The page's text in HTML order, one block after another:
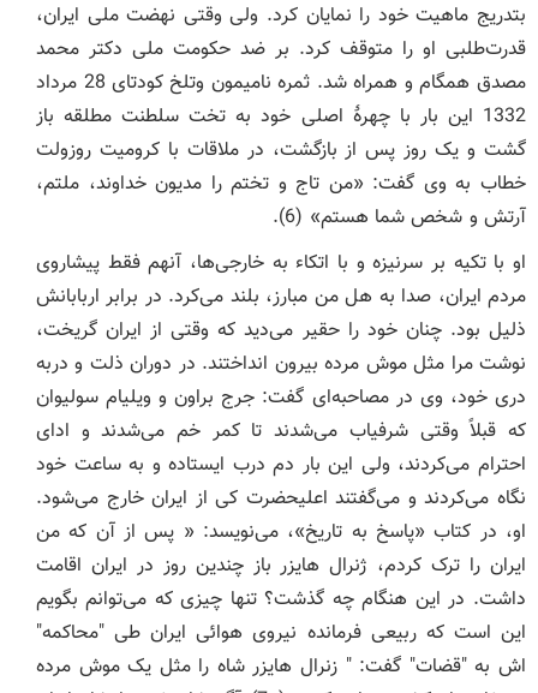
بتدریج ماهیت خود را نمایان کرد. ولی وقتی نهضت ملی ایران،
قدرت‌طلبی او را متوقف کرد. بر ضد حکومت ملی دکتر محمد
مصدق همگام و همراه شد. ثمره نامیمون وتلخ کودتای 28 مرداد
1332 این بار با چهرۀ اصلی خود به تخت سلطنت مطلقه باز
گشت و یک روز پس از بازگشت، در ملاقات با کرومیت روزولت
خطاب به وی گفت: «من تاج و تختم را مدیون خداوند، ملتم،
آرتش و شخص شما هستم» (6).
او با تکیه بر سرنیزه و با اتکاء به خارجی‌ها، آنهم فقط پیشاروی
مردم ایران، صدا به هل من مبارز، بلند می‌کرد. در برابر اربابانش
ذلیل بود. چنان خود را حقیر می‌دید که وقتی از ایران گریخت،
نوشت مرا مثل موش مرده بیرون انداختند. در دوران ذلت و دربه
دری خود، وی در مصاحبه‌ای گفت: جرج براون و ویلیام سولیوان
که قبلاً وقتی شرفیاب می‌شدند تا کمر خم می‌شدند و ادای
احترام می‌کردند، ولی این بار دم درب ایستاده و به ساعت خود
نگاه می‌کردند و می‌گفتند اعلیحضرت کی از ایران خارج می‌شود.
او، در کتاب «پاسخ به تاریخ»، می‌نویسد: « پس از آن که من
ایران را ترک کردم، ژنرال هایزر باز چندین روز در ایران اقامت
داشت. در این هنگام چه گذشت؟ تنها چیزی که می‌توانم بگویم
این است که ربیعی فرمانده نیروی هوائی ایران طی "محاکمه"
اش به "قضات" گفت: " زنرال هایزر شاه را مثل یک موش مرده